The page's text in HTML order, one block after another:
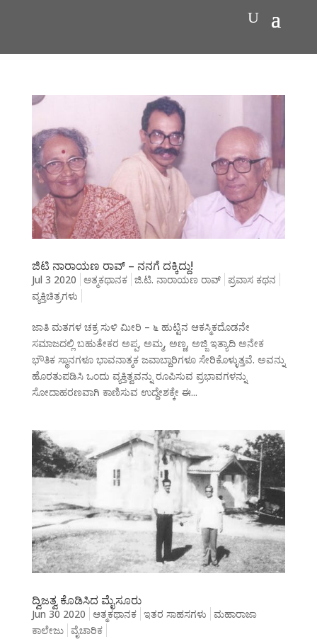
ಜಿಟಿ ನಾರಾಯಣ ರಾವ್ – ನನಗೆ ದಕ್ಕಿದ್ದು!
Jul 3 2020 ಆತ್ಮಕಥಾನಕ ಜಿ.ಟಿ. ನಾರಾಯಣ ರಾವ್ ಪ್ರವಾಸ ಕಥನ
ವ್ಯಕ್ತಿಚಿತ್ರಗಳು
ಜಾತಿ ಮತಗಳ ಚಕ್ರ ಸುಳಿ ಮೀರಿ – ೬ ಹುಟ್ಟಿನ ಆಕಸ್ಮಿಕದೊಡನೇ
ಸಮಾಜದಲ್ಲಿ ಬಹುತೇಕರ ಅಪ್ಪ, ಅಮ್ಮ, ಅಣ್ಣ, ಅಜ್ಜಿ ಇತ್ಯಾದಿ ಅನೇಕ
ಭೌತಿಕ ಸ್ಥಾನಗಳೂ ಭಾವನಾತ್ಮಕ ಜವಾಬ್ದಾರಿಗಳೂ ಸೇರಿಕೊಳ್ಳುತ್ತವೆ. ಅವನ್ನು
ಹೊರತುಪಡಿಸಿ ಒಂದು ವ್ಯಕ್ತಿತ್ವವನ್ನು ರೂಪಿಸುವ ಪ್ರಭಾವಗಳನ್ನು
ಸೋದಾಹರಣವಾಗಿ ಕಾಣಿಸುವ ಉದ್ದೇಶಕ್ಕೇ ಈ...
ದ್ವಿಜತ್ವ ಕೊಡಿಸಿದ ಮೈಸೂರು
Jun 30 2020 ಆತ್ಮಕಥಾನಕ ಇತರ ಸಾಹಸಗಳು ಮಹಾರಾಜಾ
ಕಾಲೇಜು ವೈಚಾರಿಕ